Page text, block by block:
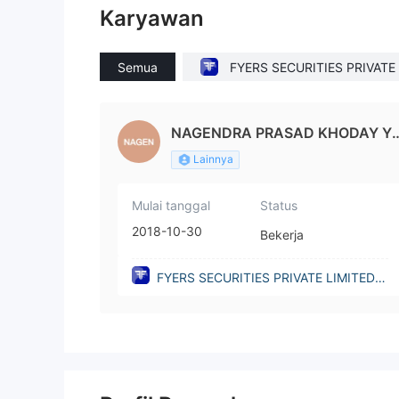
Karyawan
Semua
FYERS SECURITIES
NAGENDRA PRASAD KHODAY
SHASLainnya
Mulai tanggal
2018-10-30
Status
Bekerja
FYERS SECURITIES PRIVATE LIMITED(I